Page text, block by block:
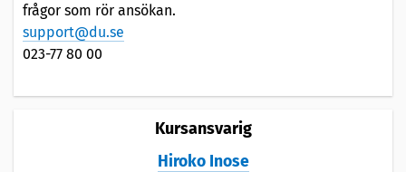
frågor som rör ansökan.
support@du.se
023-77 80 00
Kursansvarig
Hiroko Inose